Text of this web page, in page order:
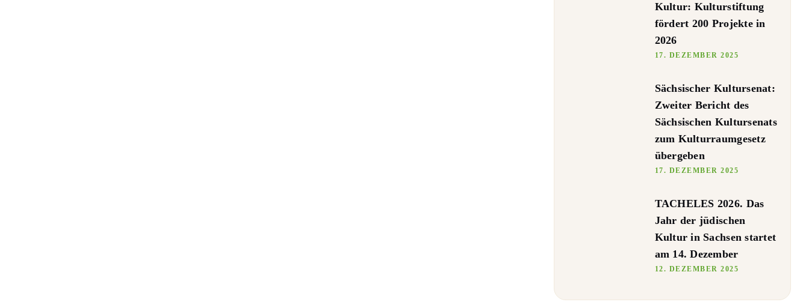
Kultur: Kulturstiftung
fördert 200 Projekte in
2026
17. DEZEMBER 2025
Sächsischer Kultursenat:
Zweiter Bericht des
Sächsischen Kultursenats
zum Kulturraumgesetz
übergeben
17. DEZEMBER 2025
TACHELES 2026. Das
Jahr der jüdischen
Kultur in Sachsen startet
am 14. Dezember
12. DEZEMBER 2025